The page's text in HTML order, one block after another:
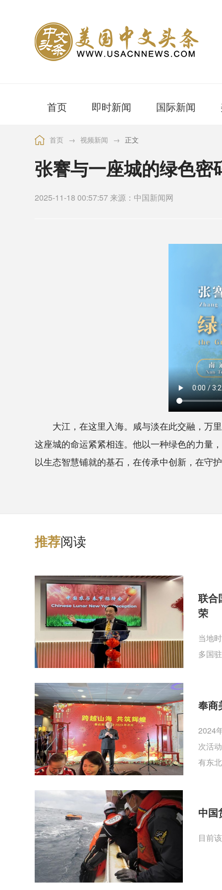
首页 即时新闻 国际新闻
首页 → 视频新闻 → 正文
张謇与一座城的绿色密
2025-11-18 00:57:57 来源：中国新闻网
大江，在这里入海。咸与淡在此交融，万里
这座城的命运紧紧相连。他以一种绿色的力量
以生态智慧铺就的基石，在传承中创新，在守
推荐阅读
联合
荣
当地
多国
奉商
2024
次活
有东
中国
目前